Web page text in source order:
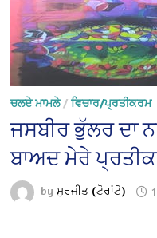
ਚਲਦੇ ਮਾਮਲੇ/ਵਿਚਾਰ/ਪ੍ਰਤੀਕਰਮ
ਜਸਬੀਰ ਭੁੱਲਰ ਦਾ
ਬਾਅਦ ਮੇਰੇ
byਸੁਰਜੀਤ (ਟੋਰਾਂਟੋ)